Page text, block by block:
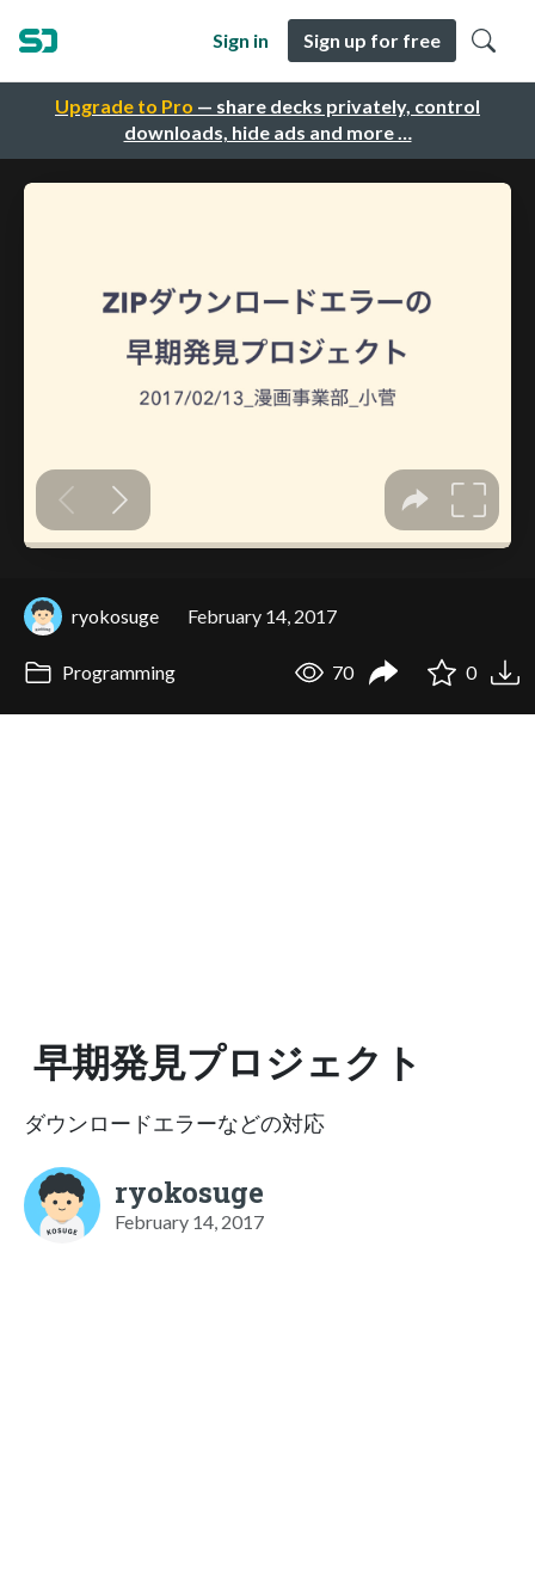
Upgrade to Pro — share decks privately, control
downloads, hide ads and more …
Sign in Sign up for free
ryokosuge February 14, 2017
Programming 70 0
早期発見プロジェクト
ダウンロードエラーなどの対応
ryokosuge
February 14, 2017